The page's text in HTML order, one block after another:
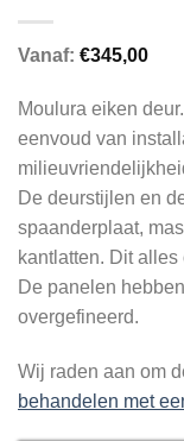
Vanaf: €345,00
Moulura eiken
eenvoud van
De deurstijlen en
spaanderplaat,
kantlatten. Dit
De panelen
overgefineerd.
Wij raden aan om
behandelen met